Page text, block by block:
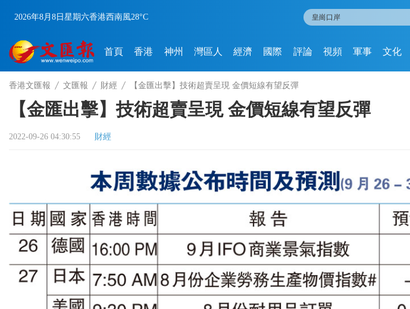
2026年8月8日 星期六香港西南風28°C
首頁 香港 神州 灣區人 經濟 國際 評論 視頻 軍事 文化
香港文匯報 文匯報 財經 【金匯出擊】技術超賣呈現 金價短線有望反彈
【金匯出擊】技術超賣呈現 金價短線有望反彈
2022-09-26 04:30:55 財經